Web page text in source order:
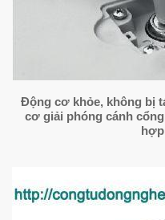
Động cơ khỏe, không bị
cơ giải phóng cánh